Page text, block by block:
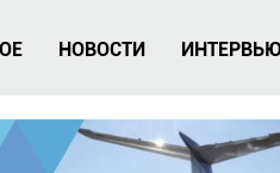
НОВОСТИ ИНТЕРВЬЮ